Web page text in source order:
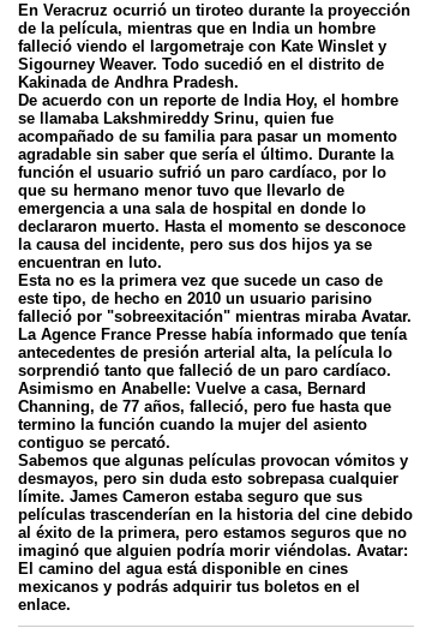
En Veracruz ocurrió un tiroteo durante la proyección
de la película, mientras que en India un hombre
falleció viendo el largometraje con Kate Winslet y
Sigourney Weaver. Todo sucedió en el distrito de
Kakinada de Andhra Pradesh.
De acuerdo con un reporte de India Hoy, el hombre
se llamaba Lakshmireddy Srinu, quien fue
acompañado de su familia para pasar un momento
agradable sin saber que sería el último. Durante la
función el usuario sufrió un paro cardíaco, por lo
que su hermano menor tuvo que llevarlo de
emergencia a una sala de hospital en donde lo
declararon muerto. Hasta el momento se desconoce
la causa del incidente, pero sus dos hijos ya se
encuentran en luto.
Esta no es la primera vez que sucede un caso de
este tipo, de hecho en 2010 un usuario parisino
falleció por "sobreexitación" mientras miraba Avatar.
La Agence France Presse había informado que tenía
antecedentes de presión arterial alta, la película lo
sorprendió tanto que falleció de un paro cardíaco.
Asimismo en Anabelle: Vuelve a casa, Bernard
Channing, de 77 años, falleció, pero fue hasta que
termino la función cuando la mujer del asiento
contiguo se percató.
Sabemos que algunas películas provocan vómitos y
desmayos, pero sin duda esto sobrepasa cualquier
límite. James Cameron estaba seguro que sus
películas trascenderían en la historia del cine debido
al éxito de la primera, pero estamos seguros que no
imaginó que alguien podría morir viéndolas. Avatar:
El camino del agua está disponible en cines
mexicanos y podrás adquirir tus boletos en el
enlace.